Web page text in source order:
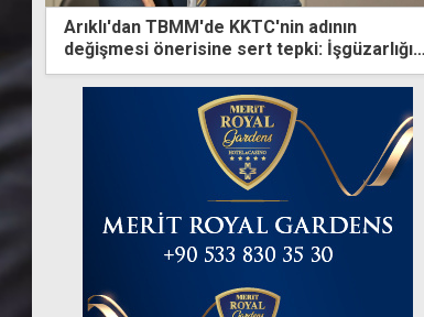
Arıklı'dan TBMM'de KKTC'nin adının
değişmesi önerisine sert tepki: İşgüzarlığın
daniskası